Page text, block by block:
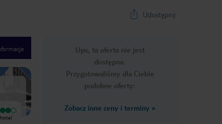
Udostępnij
Ups, ta oferta nie jest
dostępna.
Przygotowaliśmy dla Ciebie
podobne oferty:
Zobacz inne ceny i terminy »
Next slide
1 /32